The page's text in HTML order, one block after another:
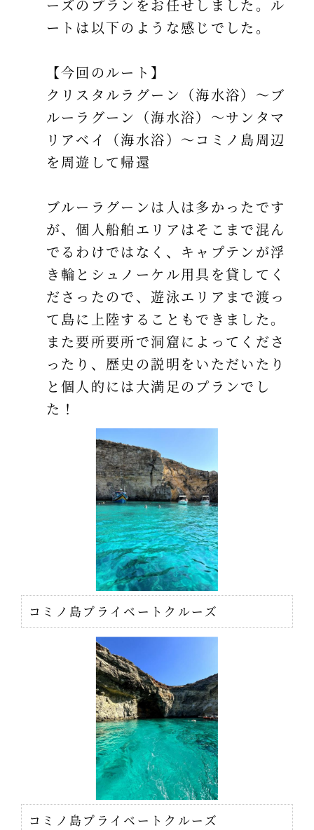
ーズのプランをお任せしました。ル
ートは以下のような感じでした。
【今回のルート】
クリスタルラグーン（海水浴）～ブ
ルーラグーン（海水浴）～サンタマ
リアベイ（海水浴）～コミノ島周辺
を周遊して帰還
ブルーラグーンは人は多かったです
が、個人船舶エリアはそこまで混ん
でるわけではなく、キャプテンが浮
き輪とシュノーケル用具を貸してく
ださったので、遊泳エリアまで渡っ
て島に上陸することもできました。
また要所要所で洞窟によってくださ
ったり、歴史の説明をいただいたり
と個人的には大満足のプランでし
た！
コミノ島プライベートクルーズ
コミノ島プライベートクルーズ